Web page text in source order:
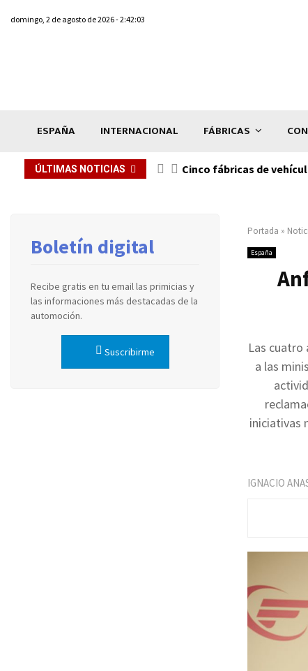
domingo, 2 de agosto de 2026 - 2:42:03
ESPAÑA INTERNACIONAL FÁBRICAS
ÚLTIMAS NOTICIAS Cinco fábricas de
Portada »
España
Las cuatro
a las
iniciativas
IGNACIO
Boletín digital
Recibe gratis en tu email las primicias y
las informaciones más destacadas de la
automoción.
Suscribirme